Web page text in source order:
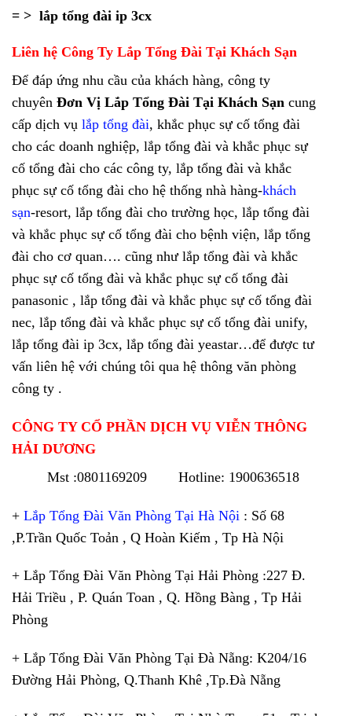
= > lắp tổng đài ip 3cx
Liên hệ Công Ty Lắp Tổng Đài Tại Khách Sạn
Để đáp ứng nhu cầu của khách hàng, công ty
chuyên Đơn Vị Lắp Tổng Đài Tại Khách Sạn cung
cấp dịch vụ lắp tổng đài, khắc phục sự cố tổng đài
cho các doanh nghiệp, lắp tổng đài và khắc phục sự
cố tổng đài cho các công ty, lắp tổng đài và khắc
phục sự cố tổng đài cho hệ thống nhà hàng-khách
sạn-resort, lắp tổng đài cho trường học, lắp tổng đài
và khắc phục sự cố tổng đài cho bệnh viện, lắp tổng
đài cho cơ quan…. cũng như lắp tổng đài và khắc
phục sự cố tổng đài và khắc phục sự cố tổng đài
panasonic , lắp tổng đài và khắc phục sự cố tổng đài
nec, lắp tổng đài và khắc phục sự cố tổng đài unify,
lắp tổng đài ip 3cx, lắp tổng đài yeastar…để được tư
vấn liên hệ với chúng tôi qua hệ thông văn phòng
công ty .
CÔNG TY CỔ PHẦN DỊCH VỤ VIỄN THÔNG
HẢI DƯƠNG
Mst :0801169209 Hotline: 1900636518
+ Lắp Tổng Đài Văn Phòng Tại Hà Nội : Số 68
,P.Trần Quốc Toản , Q Hoàn Kiếm , Tp Hà Nội
+ Lắp Tổng Đài Văn Phòng Tại Hải Phòng :227 Đ.
Hải Triều , P. Quán Toan , Q. Hồng Bàng , Tp Hải
Phòng
+ Lắp Tổng Đài Văn Phòng Tại Đà Nẵng: K204/16
Đường Hải Phòng, Q.Thanh Khê ,Tp.Đà Nẵng